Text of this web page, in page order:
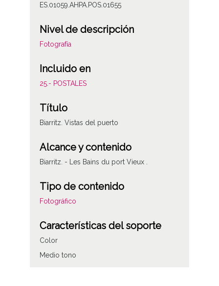
ES.01059.AHPA.POS.01655
Nivel de descripción
Fotografía
Incluido en
25.- POSTALES
Título
Biarritz. Vistas del puerto
Alcance y contenido
Biarritz. - Les Bains du port Vieux .
Tipo de contenido
Fotográfico
Características del soporte
Color
Medio tono